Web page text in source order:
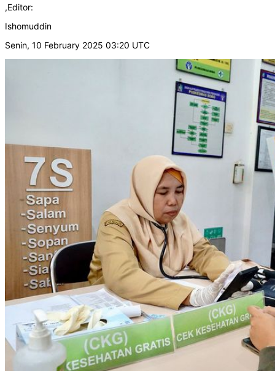
,Editor:
Ishomuddin
Senin, 10 February 2025 03:20 UTC